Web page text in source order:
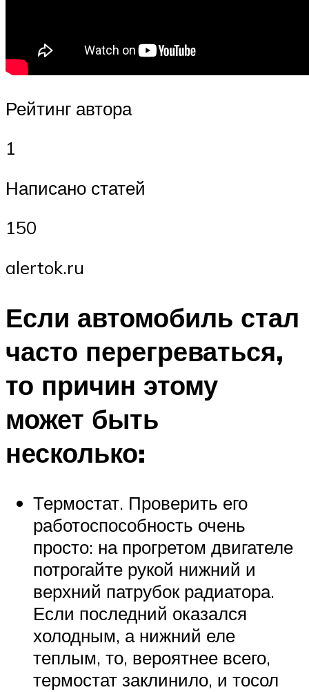
Рейтинг автора
1
Написано статей
150
alertok.ru
Если автомобиль стал
часто перегреваться,
то причин этому
может быть
несколько:
Термостат. Проверить его
работоспособность очень
просто: на прогретом двигателе
потрогайте рукой нижний и
верхний патрубок радиатора.
Если последний оказался
холодным, а нижний еле
теплым, то, вероятнее всего,
термостат заклинило, и тосол